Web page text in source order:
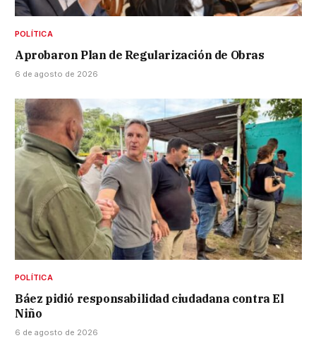
POLÍTICA
Aprobaron Plan de Regularización de Obras
6 de agosto de 2026
POLÍTICA
Báez pidió responsabilidad ciudadana contra El
Niño
6 de agosto de 2026